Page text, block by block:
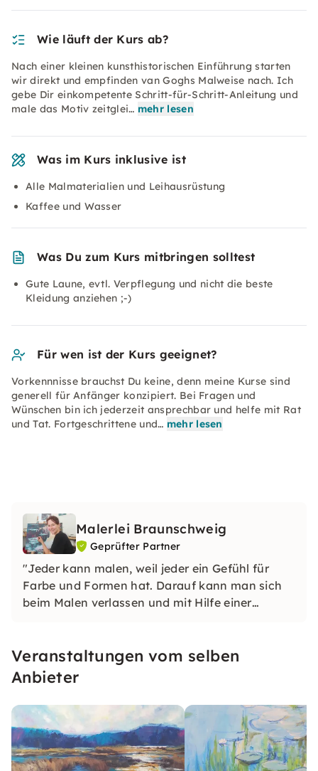
Wie läuft der Kurs ab?
Nach einer kleinen kunsthistorischen Einführung starten
wir direkt und empfinden van Goghs Malweise nach. Ich
gebe Dir einkompetente Schritt-für-Schritt-Anleitung und
male das Motiv zeitglei… mehr lesen
Was im Kurs inklusive ist
Alle Malmaterialien und Leihausrüstung
Kaffee und Wasser
Was Du zum Kurs mitbringen solltest
Gute Laune, evtl. Verpflegung und nicht die beste
Kleidung anziehen ;-)
Für wen ist der Kurs geeignet?
Vorkennnisse brauchst Du keine, denn meine Kurse sind
generell für Anfänger konzipiert. Bei Fragen und
Wünschen bin ich jederzeit ansprechbar und helfe mit Rat
und Tat. Fortgeschrittene und… mehr lesen
Malerlei Braunschweig
Geprüfter Partner
"Jeder kann malen, weil jeder ein Gefühl für
Farbe und Formen hat. Darauf kann man sich
beim Malen verlassen und mit Hilfe einer
Veranstaltungen vom selben
Anbieter